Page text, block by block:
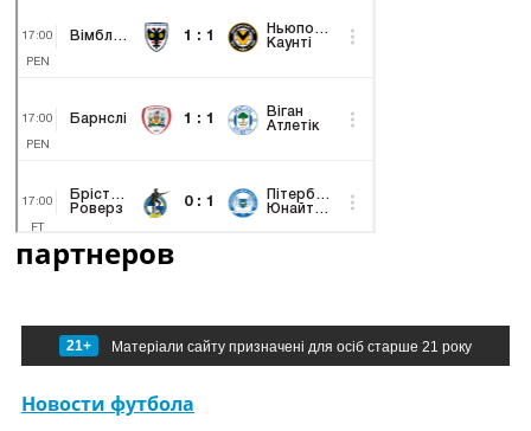
партнеров
21+ Матеріали сайту призначені для осіб старше 21 року
Новости футбола